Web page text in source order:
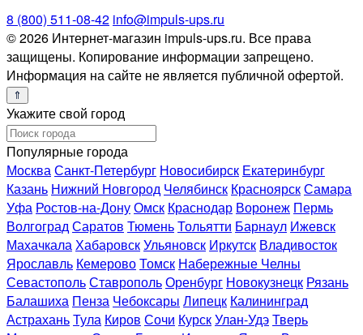
8 (800) 511-08-42 info@impuls-ups.ru
© 2026 Интернет-магазин impuls-ups.ru. Все права
защищены. Копирование информации запрещено.
Информация на сайте не является публичной офертой.
Укажите свой город
Популярные города
МоскваСанкт-Петербург Новосибирск Екатеринбург
Казань Нижний Новгород Челябинск КрасноярскСамара
Уфа Ростов-на-ДонуОмск Краснодар Воронеж Пермь
ВолгоградСаратов ТюменьТольятти Барнаул Ижевск
МахачкалаХабаровскУльяновск Иркутск Владивосток
Ярославль КемеровоТомск Набережные Челны
СевастопольСтавропольОренбург Новокузнецк Рязань
Балашиха Пенза Чебоксары Липецк Калининград
АстраханьТула Киров Сочи КурскУлан-УдэТверь